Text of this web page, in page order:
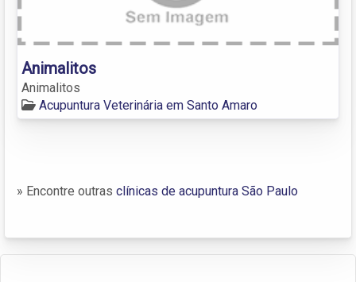
Animalitos
Animalitos
Acupuntura Veterinária em Santo Amaro
» Encontre outras clínicas de acupuntura São Paulo